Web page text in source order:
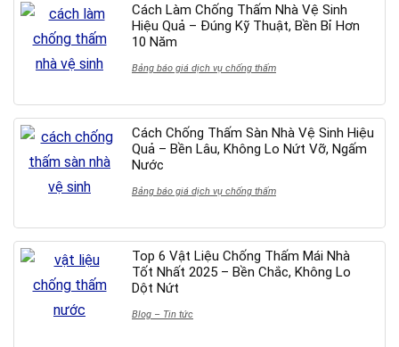
Cách Làm Chống Thấm Nhà Vệ Sinh
Hiệu Quả – Đúng Kỹ Thuật, Bền Bỉ Hơn
10 Năm
Bảng báo giá dịch vụ chống thấm
Cách Chống Thấm Sàn Nhà Vệ Sinh Hiệu
Quả – Bền Lâu, Không Lo Nứt Vỡ, Ngấm
Nước
Bảng báo giá dịch vụ chống thấm
Top 6 Vật Liệu Chống Thấm Mái Nhà
Tốt Nhất 2025 – Bền Chắc, Không Lo
Dột Nứt
Blog – Tin tức